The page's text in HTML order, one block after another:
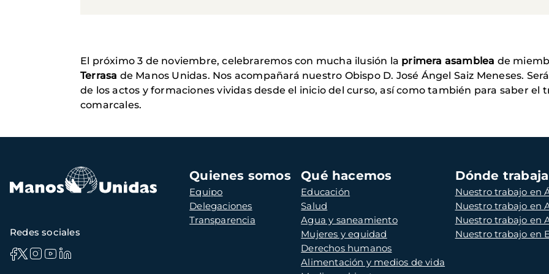
El próximo 3 de noviembre, celebraremos con mucha ilusión la primera asamblea de
Terrasa de Manos Unidas. Nos acompañará nuestro Obispo D. José Ángel Saiz Meneses.
de los actos y formaciones vividas desde el inicio del curso, así como también para saber el
comarcales.
Navegación
principal
Quienes somos
Equipo
Delegaciones
Transparencia
Qué hacemos
Educación
Salud
Agua y saneamiento
Mujeres y equidad
Derechos humanos
Alimentación y medios de vida
Dónde
Nuestro trabajo en
Nuestro trabajo en
Nuestro trabajo en
Nuestro trabajo en
Redes sociales